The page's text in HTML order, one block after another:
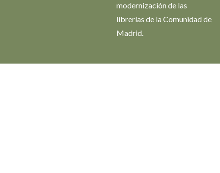
modernización de las
librerías de la Comunidad de
Madrid.